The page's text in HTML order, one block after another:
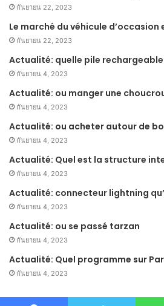
กันยายน 22, 2023
Le marché du véhicule d’occasion
กันยายน 22, 2023
Actualité: quelle pile
กันยายน 4, 2023
Actualité: ou manger une
กันยายน 4, 2023
Actualité: ou acheter autour de
กันยายน 4, 2023
Actualité: Quel est la structure
กันยายน 4, 2023
Actualité: connecteur lightning
กันยายน 4, 2023
Actualité: ou se passé tarzan
กันยายน 4, 2023
Actualité: Quel programme sur
กันยายน 4, 2023